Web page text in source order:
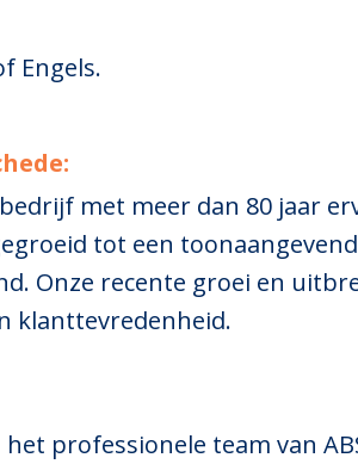
Engels.
met meer dan 80 jaar
tot een
Onze recente groei en
klanttevredenheid.
professionele team van